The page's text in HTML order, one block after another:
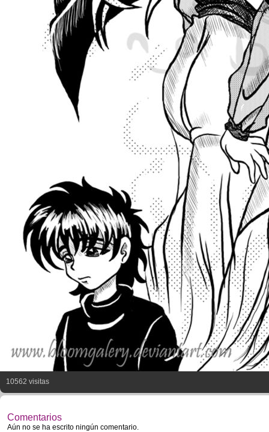
10562 visitas
Comentarios
Aún no se ha escrito ningún comentario.